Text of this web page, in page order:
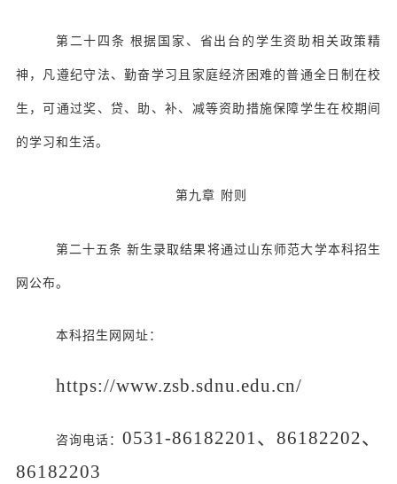
第二十四条 根据国家、省出台的学生资助相关政策精
神，凡遵纪守法、勤奋学习且家庭经济困难的普通全日制在校
生，可通过奖、贷、助、补、减等资助措施保障学生在校期间
的学习和生活。
第九章 附则
第二十五条 新生录取结果将通过山东师范大学本科招生
网公布。
本科招生网网址：
https://www.zsb.sdnu.edu.cn/
咨询电话：0531-86182201、86182202、
86182203